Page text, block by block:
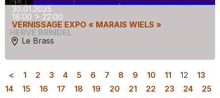
30.01.2025
18:00 > 22:00
VERNISSAGE EXPO « MARAIS WIELS »
HERVÉ BRINDEL
Le Brass
< 1 2 3 4 5 6 7 8 9 10 11 12
13
14
15 16 17 18 19 20 21 22 23 24
25